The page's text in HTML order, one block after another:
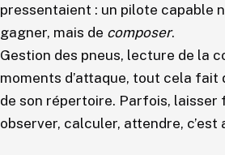
pressentaient : un pilote capable
gagner, mais de composer.
Gestion des pneus, lecture de la
moments d’attaque, tout cela fait
de son répertoire. Parfois, laisser
observer, calculer, attendre, c’est